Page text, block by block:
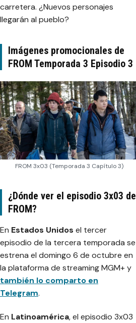
carretera. ¿Nuevos personajes
llegarán al pueblo?
Imágenes promocionales de
FROM Temporada 3 Episodio 3
FROM 3x03 (Temporada 3 Capítulo 3)
¿Dónde ver el episodio 3x03 de
FROM?
En Estados Unidos el tercer
episodio de la tercera temporada se
estrena el domingo 6 de octubre en
la plataforma de streaming MGM+ y
también lo comparto en
Telegram.
En Latinoamérica, el episodio 3x03